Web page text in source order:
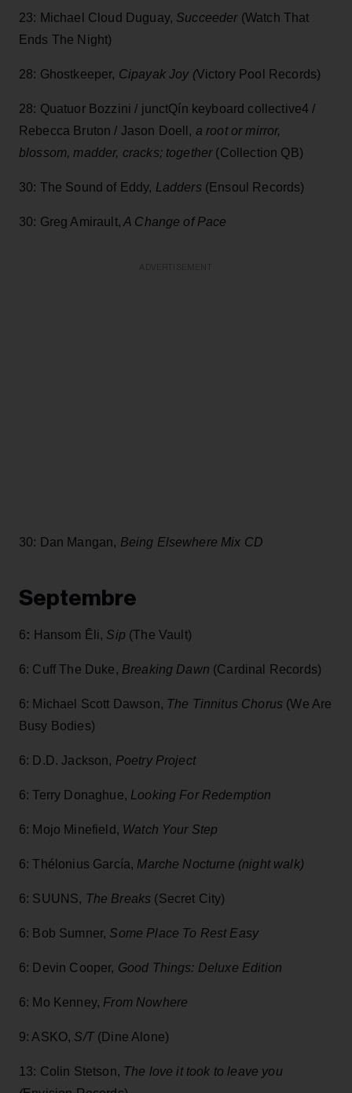
23: Michael Cloud Duguay, Succeeder(Watch That
Ends The Night)
28: Ghostkeeper, Cipayak Joy (Victory Pool Records)
28: Quatuor Bozzini / junctQín keyboard collective4 /
Rebecca Bruton / Jason Doell, a root or mirror,
blossom, madder, cracks; together(Collection QB)
30: The Sound of Eddy, Ladders (Ensoul Records)
30: Greg Amirault, A Change of Pace
30: Dan Mangan, Being Elsewhere Mix CD
Septembre
6: Hansom Ēli, Sip (The Vault)
6: Cuff The Duke, Breaking Dawn (Cardinal Records)
6: Michael Scott Dawson, The Tinnitus Chorus (We Are
Busy Bodies)
6: D.D. Jackson, Poetry Project
6: Terry Donaghue, Looking For Redemption
6: Mojo Minefield, Watch Your Step
6: Thélonius García, Marche Nocturne (night walk)
6: SUUNS, The Breaks (Secret City)
6: Bob Sumner, Some Place To Rest Easy
6: Devin Cooper, Good Things: Deluxe Edition
6: Mo Kenney, From Nowhere
9: ASKO, S/T(Dine Alone)
13: Colin Stetson, The love it took to leave you